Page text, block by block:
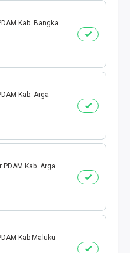
Kab. Bangka
Kab. Arga
PDAM Kab. Arga
Kab Maluku